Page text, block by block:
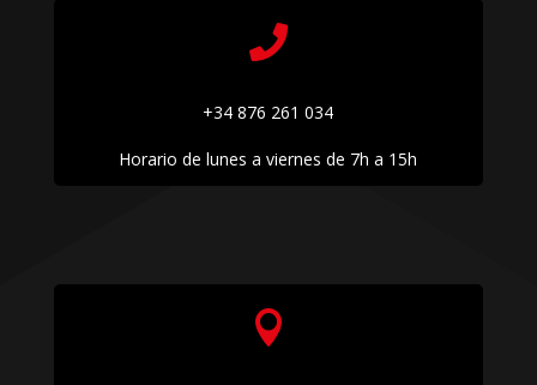

+34 876 261 034
Horario de lunes a viernes de 7h a 15h
